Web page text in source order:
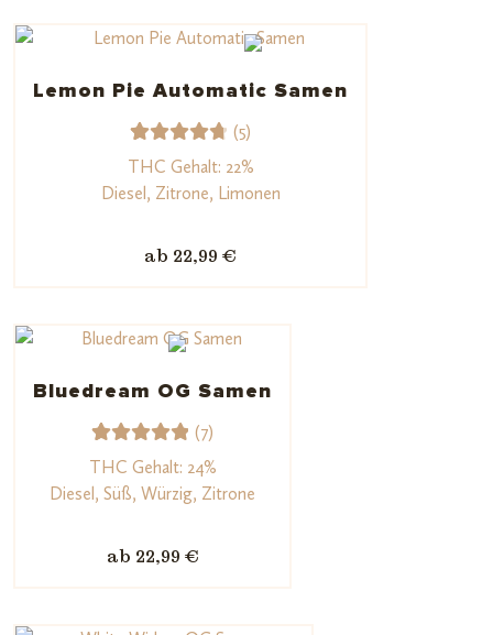
ewertun
Lemon Pie Automatic Samen
Bewerte
t mit
basieren
5
ewertun
(5)
THC Gehalt: 22%
Diesel, Zitrone, Limonen
ab 22,99 €
Bluedream OG Samen
Bewerte
t mit
basieren
7
(7)
THC Gehalt: 24%
Diesel, Süß, Würzig, Zitrone
ab 22,99 €